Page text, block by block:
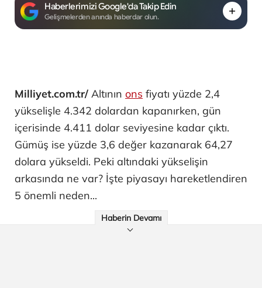
Haberlerimizi Google'da Takip Edin
Gelişmelerden anında haberdar olun.
Milliyet.com.tr/ Altının ons fiyatı yüzde 2,4
yükselişle 4.342 dolardan kapanırken, gün
içerisinde 4.411 dolar seviyesine kadar çıktı.
Gümüş ise yüzde 3,6 değer kazanarak 64,27
dolara yükseldi. Peki altındaki yükselişin
arkasında ne var? İşte piyasayı hareketlendiren
5 önemli neden...
Haberin Devamı